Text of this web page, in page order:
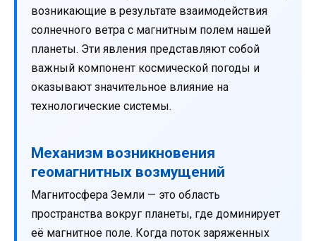
возникающие в результате взаимодействия
солнечного ветра с магнитным полем нашей
планеты. Эти явления представляют собой
важный компонент космической погоды и
оказывают значительное влияние на
технологические системы.
Механизм возникновения
геомагнитных возмущений
Магнитосфера Земли — это область
пространства вокруг планеты, где доминирует
её магнитное поле. Когда поток заряженных